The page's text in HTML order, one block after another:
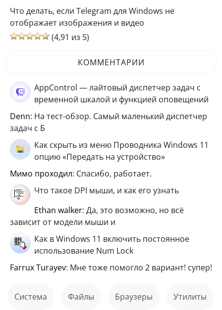
Что делать, если Telegram для Windows не
отображает изображения и видео
(4,91 из 5)
КОММЕНТАРИИ
AppControl — лайтовый диспетчер задач с
временной шкалой и функцией оповещений
Denn: На тест-обзор. Самый маленький диспетчер
задач с Б
Как скрыть из меню Проводника Windows 11
опцию «Передать на устройство»
мимо проходил: Спасибо, работает.
Что такое DPI мыши, и как его узнать
ethan walker: Да, это возможно, но всё
зависит от модели мыши и
Как в Windows 11 включить постоянное
использование Num Lock
Farrux Turayev: Мне тоже помогло 2 вариант! супер!
Система файлы Браузеры Утилиты